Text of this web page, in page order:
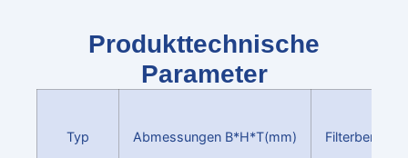
Produkttechnische
Parameter
Typ Abmessungen B*H*T(mm)